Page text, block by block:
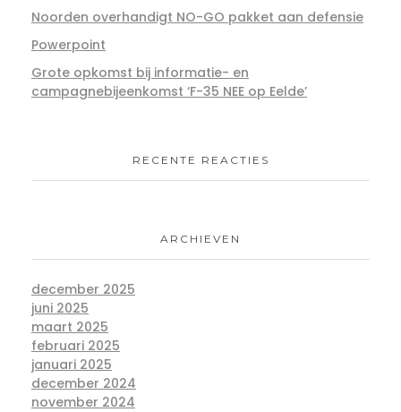
Noorden overhandigt NO-GO pakket aan defensie
Powerpoint
Grote opkomst bij informatie- en
campagnebijeenkomst ‘F-35 NEE op Eelde’
RECENTE REACTIES
ARCHIEVEN
december 2025
juni 2025
maart 2025
februari 2025
januari 2025
december 2024
november 2024